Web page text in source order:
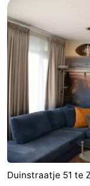
Duinstraatje 51 te